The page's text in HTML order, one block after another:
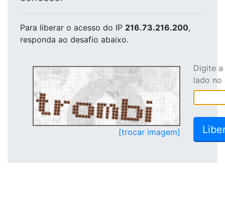
Para liberar o acesso do IP 216.73.216.200,
responda ao desafio abaixo.
[trocar imagem]
Digite
lado no